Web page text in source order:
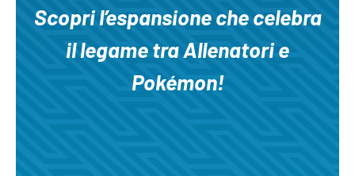
Scopri l’espansione che celebra
il legame tra Allenatori e
Pokémon!